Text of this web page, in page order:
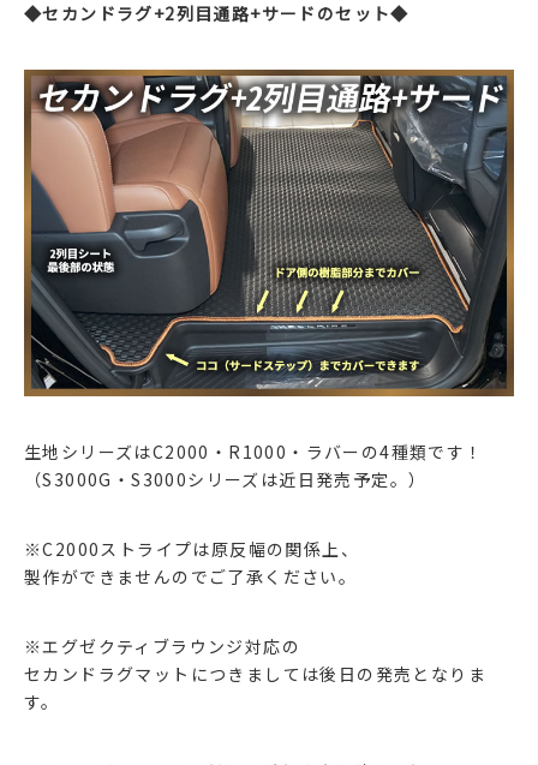
◆セカンドラグ+2列目通路+サードのセット◆
生地シリーズはC2000・R1000・ラバーの4種類です！
（S3000G・S3000シリーズは近日発売予定。）
※C2000ストライプは原反幅の関係上、
製作ができませんのでご了承ください。
※エグゼクティブラウンジ対応の
セカンドラグマットにつきましては後日の発売となりま
す。